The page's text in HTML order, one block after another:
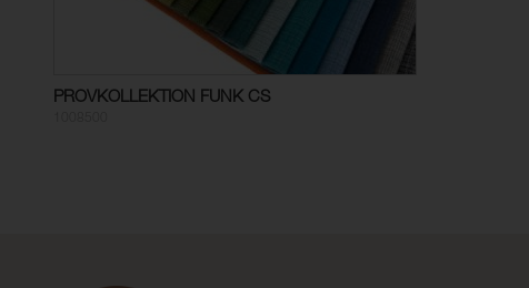
PROVKOLLEKTION FUNK CS